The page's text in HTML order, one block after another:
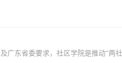
广东省委要求，社区学院是推动“两